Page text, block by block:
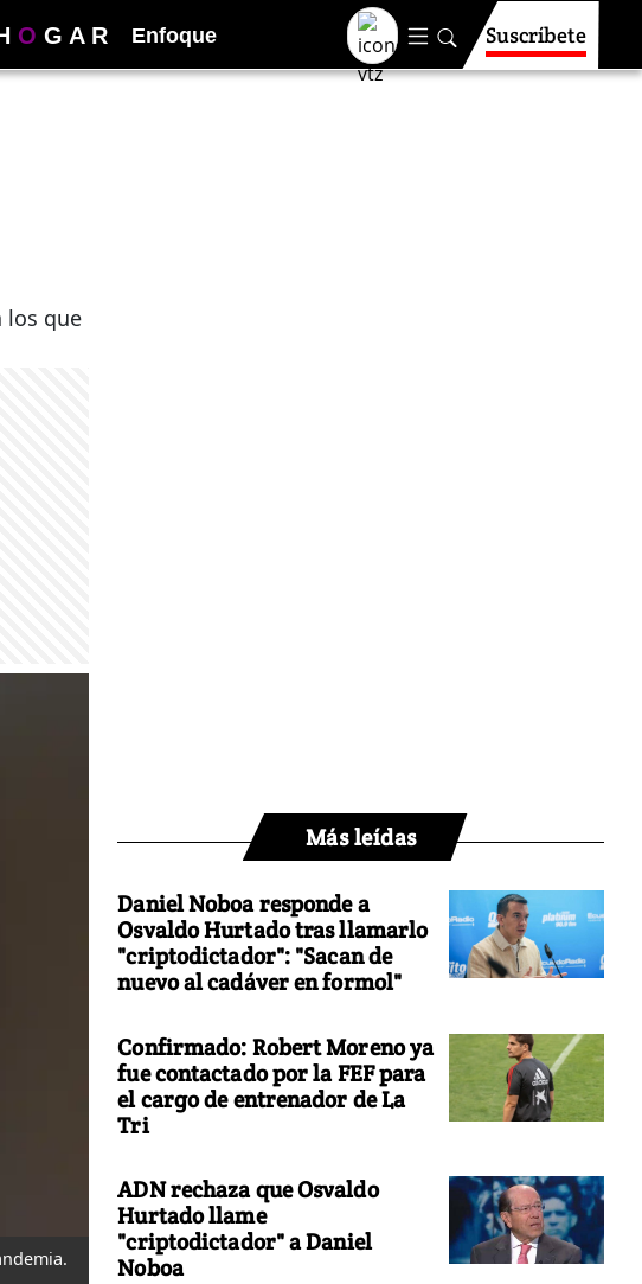
O G A R Enfoque Suscríbete
los que
Más leídas
Daniel Noboa responde a
Osvaldo Hurtado tras llamarlo
"criptodictador": "Sacan de
nuevo al cadáver en formol"
Confirmado: Robert Moreno ya
fue contactado por la FEF para
el cargo de entrenador de La
Tri
ADN rechaza que Osvaldo
Hurtado llame
"criptodictador" a Daniel
Noboa